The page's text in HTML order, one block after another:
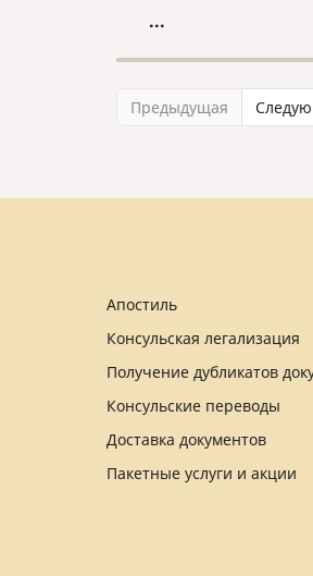
...
Предыдущая
Апостиль
Консульская легализация
Получение дубликатов
Консульские переводы
Доставка документов
Пакетные услуги и акции